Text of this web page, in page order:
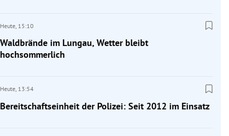
Heute, 15:10
Waldbrände im Lungau, Wetter bleibt
hochsommerlich
Heute, 13:54
Bereitschaftseinheit der Polizei: Seit 2012 im Einsatz